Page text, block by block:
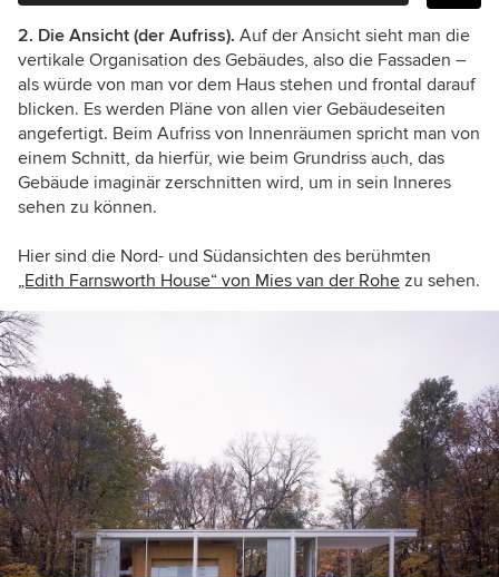
2. Die Ansicht (der Aufriss). Auf der Ansicht sieht man die
vertikale Organisation des Gebäudes, also die Fassaden –
als würde von man vor dem Haus stehen und frontal darauf
blicken. Es werden Pläne von allen vier Gebäudeseiten
angefertigt. Beim Aufriss von Innenräumen spricht man von
einem Schnitt, da hierfür, wie beim Grundriss auch, das
Gebäude imaginär zerschnitten wird, um in sein Inneres
sehen zu können.
Hier sind die Nord- und Südansichten des berühmten
„Edith Farnsworth House“ von Mies van der Rohe zu sehen.